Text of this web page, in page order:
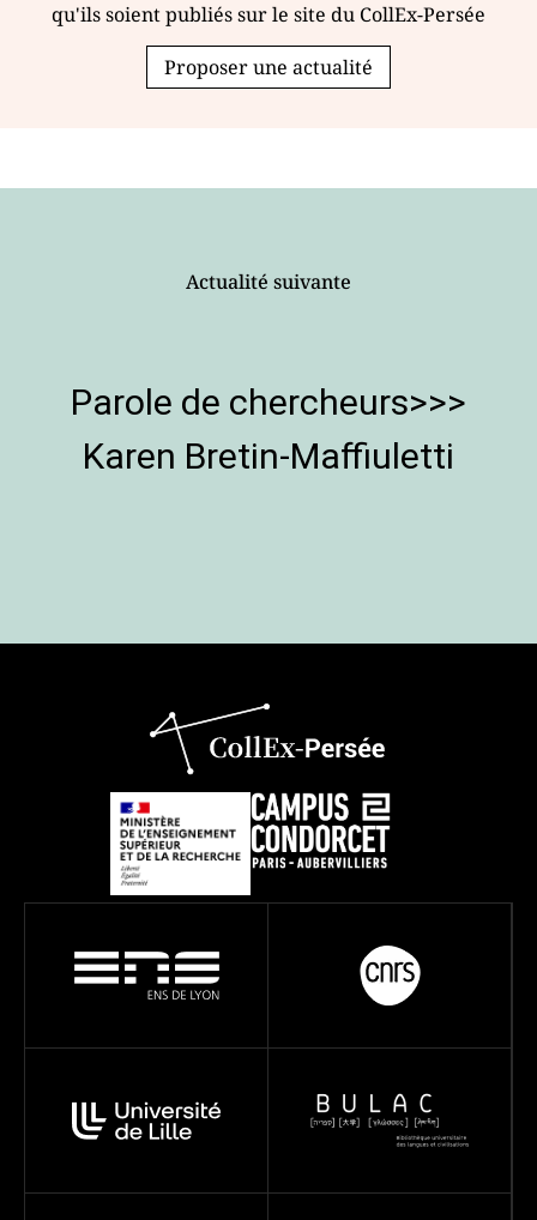
qu'ils soient publiés sur le site du CollEx-Persée
Proposer une actualité
Actualité suivante
Parole de chercheurs>>>
Karen Bretin-Maffiuletti